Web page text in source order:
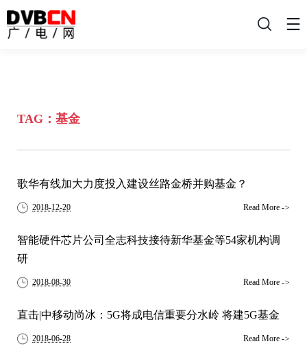
搜
TAG：基金
歌华有线加大力度投入建设丝路金桥并购基金？
2018-12-20 Read More ->
智能硬件芯片公司全志科技接待新华基金等54家机构调
研
2018-08-30 Read More ->
直击|中移动尚冰：5G将成电信重要分水岭 将建5G基金
2018-06-28 Read More ->